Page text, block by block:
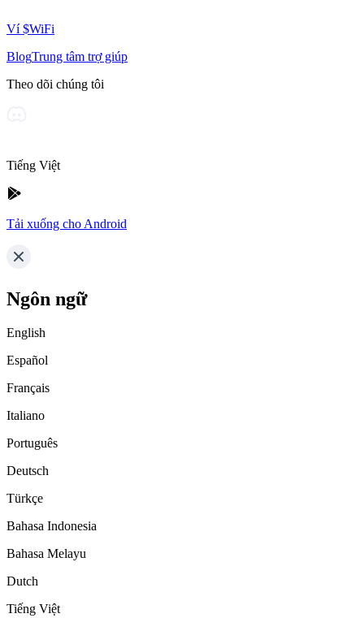
Ví $WiFi
BlogTrung tâm trợ giúp
Theo dõi chúng tôi
Tiếng Việt
Tải xuống cho Android
Ngôn ngữ
English
Español
Français
Italiano
Português
Deutsch
Türkçe
Bahasa Indonesia
Bahasa Melayu
Dutch
Tiếng Việt